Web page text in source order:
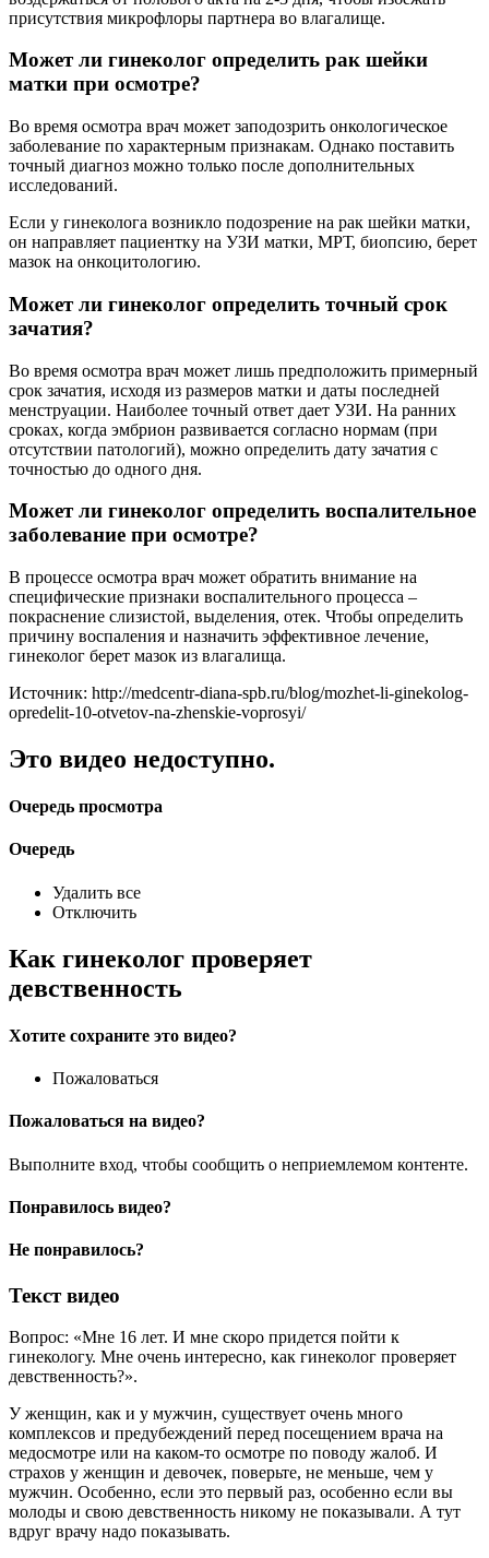
присутствия микрофлоры партнера во влагалище.
Может ли гинеколог определить рак шейки
матки при осмотре?
Во время осмотра врач может заподозрить онкологическое
заболевание по характерным признакам. Однако поставить
точный диагноз можно только после дополнительных
исследований.
Если у гинеколога возникло подозрение на рак шейки матки,
он направляет пациентку на УЗИ матки, МРТ, биопсию, берет
мазок на онкоцитологию.
Может ли гинеколог определить точный срок
зачатия?
Во время осмотра врач может лишь предположить примерный
срок зачатия, исходя из размеров матки и даты последней
менструации. Наиболее точный ответ дает УЗИ. На ранних
сроках, когда эмбрион развивается согласно нормам (при
отсутствии патологий), можно определить дату зачатия с
точностью до одного дня.
Может ли гинеколог определить воспалительное
заболевание при осмотре?
В процессе осмотра врач может обратить внимание на
специфические признаки воспалительного процесса –
покраснение слизистой, выделения, отек. Чтобы определить
причину воспаления и назначить эффективное лечение,
гинеколог берет мазок из влагалища.
Источник: http://medcentr-diana-spb.ru/blog/mozhet-li-ginekolog-
opredelit-10-otvetov-na-zhenskie-voprosyi/
Это видео недоступно.
Очередь просмотра
Очередь
Удалить все
Отключить
Как гинеколог проверяет
девственность
Хотите сохраните это видео?
Пожаловаться
Пожаловаться на видео?
Выполните вход, чтобы сообщить о неприемлемом контенте.
Понравилось видео?
Не понравилось?
Текст видео
Вопрос: «Мне 16 лет. И мне скоро придется пойти к
гинекологу. Мне очень интересно, как гинеколог проверяет
девственность?».
У женщин, как и у мужчин, существует очень много
комплексов и предубеждений перед посещением врача на
медосмотре или на каком-то осмотре по поводу жалоб. И
страхов у женщин и девочек, поверьте, не меньше, чем у
мужчин. Особенно, если это первый раз, особенно если вы
молоды и свою девственность никому не показывали. А тут
вдруг врачу надо показывать.